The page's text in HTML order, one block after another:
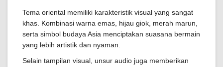
Tema oriental memiliki karakteristik visual yang sangat
khas. Kombinasi warna emas, hijau giok, merah marun,
serta simbol budaya Asia menciptakan suasana bermain
yang lebih artistik dan nyaman.
Selain tampilan visual, unsur audio juga memberikan